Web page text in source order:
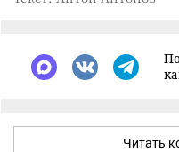
Читать